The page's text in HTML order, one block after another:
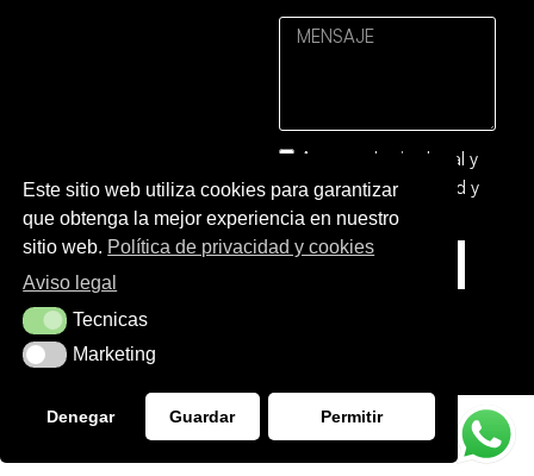
Acepto el aviso legal y
lapolítica de privacidad y
cookies
Este sitio web utiliza cookies para garantizar
que obtenga la mejor experiencia en nuestro
sitio web. Política de privacidad y cookies
Aviso legal
TecnicasTecnicas
MarketingMarketing
Denegar Guardar Permitir